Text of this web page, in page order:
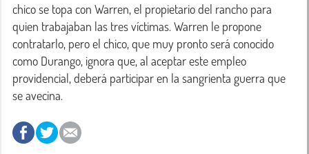
chico se topa con Warren, el propietario del rancho para
quien trabajaban las tres víctimas. Warren le propone
contratarlo, pero el chico, que muy pronto será conocido
como Durango, ignora que, al aceptar este empleo
providencial, deberá participar en la sangrienta guerra que
se avecina.